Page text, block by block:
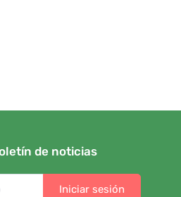
de noticias
Iniciar sesión